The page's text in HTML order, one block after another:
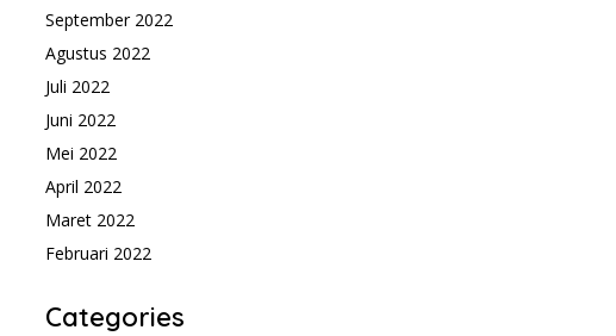
September 2022
Agustus 2022
Juli 2022
Juni 2022
Mei 2022
April 2022
Maret 2022
Februari 2022
Categories